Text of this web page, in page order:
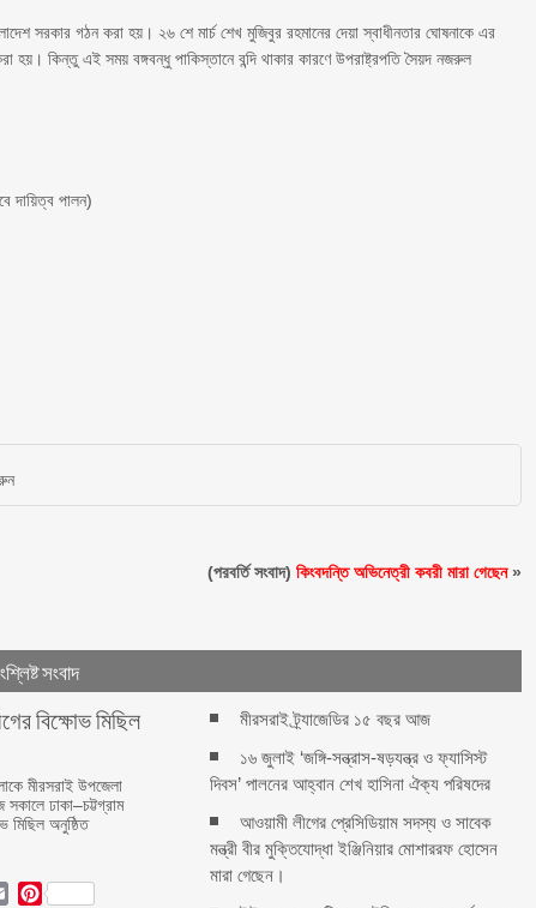
সরকার গঠন করা হয়। ২৬ শে মার্চ শেখ মুজিবুর রহমানের দেয়া স্বাধীনতার ঘোষনাকে এর
হয়। কিন্তু এই সময় বঙ্গবন্ধু পাকিস্তানে বন্দি থাকার কারণে উপরাষ্ট্রপতি সৈয়দ নজরুল
দায়িত্ব পালন)
(পরবর্তি সংবাদ)কিংবদন্তি অভিনেত্রী কবরী মারা গেছেন»
সংবাদ
বিক্ষোভ মিছিল
মীরসরাই উপজেলা
ঢাকা–চট্টগ্রাম
মিছিল অনুষ্ঠিত
EmailPinterest
মীরসরাই ট্র্যাজেডির ১৫ বছর আজ
১৬ জুলাই ‘জঙ্গি-সন্ত্রাস-ষড়যন্ত্র ও ফ্যাসিস্ট
দিবস’ পালনের আহ্বান শেখ হাসিনা ঐক্য পরিষদের
আওয়ামী লীগের প্রেসিডিয়াম সদস্য ও সাবেক
মন্ত্রী বীর মুক্তিযোদ্ধা ইঞ্জিনিয়ার মোশাররফ হোসেন
মারা গেছেন।